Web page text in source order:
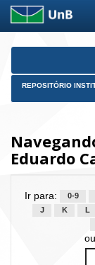
Skip
REPOSITÓRIO
Eduardo
Ir para: 0-9
J
K L